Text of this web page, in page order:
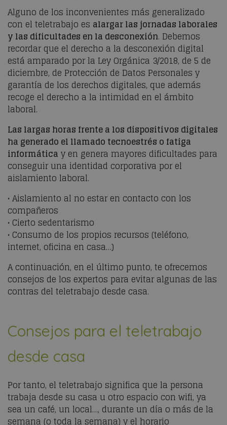
Alguno de los inconvenientes más generalizado
con el teletrabajo es alargar las jornadas laborales
y las dificultades en la desconexión. Debemos
recordar que el derecho a la desconexión digital
está amparado por la Ley Orgánica 3/2018, de 5 de
diciembre, de Protección de Datos Personales y
garantía de los derechos digitales, que además
recoge el derecho a la intimidad en el ámbito
laboral.
Las largas horas frente a los dispositivos digitales
ha generado el llamado tecnoestrés o fatiga
informática y en genera mayores dificultades para
conseguir una identidad corporativa por el
aislamiento laboral.
• Aislamiento al no estar en contacto con los
compañeros
• Cierto sedentarismo
• Consumo de los propios recursos (teléfono,
internet, oficina en casa…)
A continuación, en el último punto, te ofrecemos
consejos de los expertos para evitar algunas de las
contras del teletrabajo desde casa.
Consejos para el teletrabajo
desde casa
Por tanto, el teletrabajo significa que la persona
trabaja desde su casa u otro espacio con wifi, ya
sea un café, un local…, durante un día o más de la
semana (o toda la semana) y el horario